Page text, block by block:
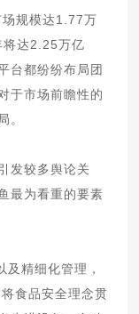
规模达1.77万
将达2.25万亿
台都纷纷布局团
于市场前瞻性的
。
发较多舆论关
最为看重的要素
及精细化管理，
食品安全理念贯